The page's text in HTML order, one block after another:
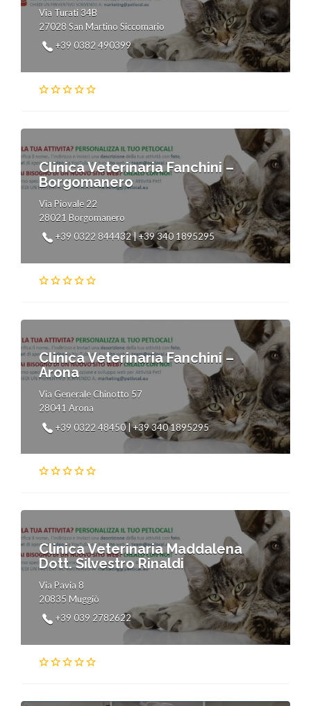
Via Turati 34B
27028 San Martino Siccomario
+39 0382 490399
Clinica Veterinaria Fanchini –
Borgomanero
Via Piovale 22
28021 Borgomanero
+39 0322 844432 | +39 340 1895295
Clinica Veterinaria Fanchini –
Arona
Via Generale Chinotto 57
28041 Arona
+39 0322 48450 | +39 340 1895295
Clinica Veterinaria Maddalena
Dott. Silvestro Rinaldi
Via Pavia 8
20835 Muggiò
+39 039 2782622